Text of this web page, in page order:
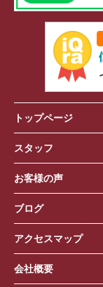
トップページ
スタッフ
お客様の声
ブログ
アクセスマップ
会社概要